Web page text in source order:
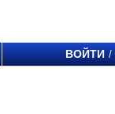
ВОЙТИ /